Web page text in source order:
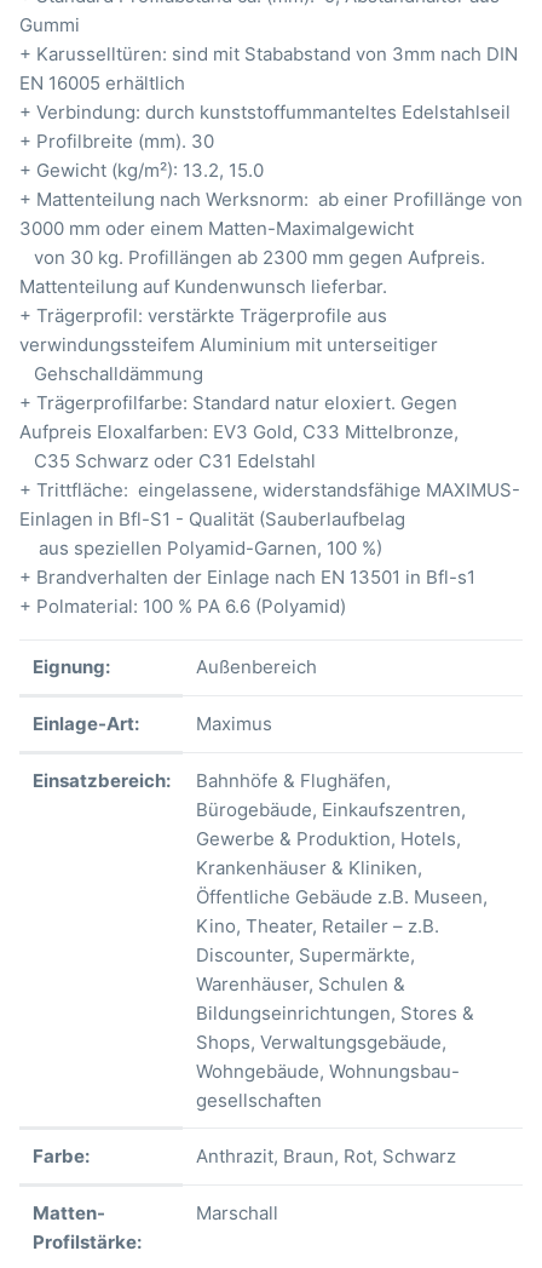
Gummi
+ Karusselltüren: sind mit Stababstand von 3mm nach DIN
EN 16005 erhältlich
+ Verbindung: durch kunststoffummanteltes Edelstahlseil
+ Profilbreite (mm). 30
+ Gewicht (kg/m²): 13.2, 15.0
+ Mattenteilung nach Werksnorm: ab einer Profillänge von
3000 mm oder einem Matten-Maximalgewicht
von 30 kg. Profillängen ab 2300 mm gegen Aufpreis.
Mattenteilung auf Kundenwunsch lieferbar.
+ Trägerprofil: verstärkte Trägerprofile aus
verwindungssteifem Aluminium mit unterseitiger
Gehschalldämmung
+ Trägerprofilfarbe: Standard natur eloxiert. Gegen
Aufpreis Eloxalfarben: EV3 Gold, C33 Mittelbronze,
C35 Schwarz oder C31 Edelstahl
+ Trittfläche: eingelassene, widerstandsfähige MAXIMUS-
Einlagen in Bfl-S1 - Qualität (Sauberlaufbelag
aus speziellen Polyamid-Garnen, 100 %)
+ Brandverhalten der Einlage nach EN 13501 in Bfl-s1
+ Polmaterial: 100 % PA 6.6 (Polyamid)
Eignung: Außenbereich
Einlage-Art: Maximus
Einsatzbereich: Bahnhöfe & Flughäfen,
Bürogebäude, Einkaufszentren,
Gewerbe & Produktion, Hotels,
Krankenhäuser & Kliniken,
Öffentliche Gebäude z.B. Museen,
Kino, Theater, Retailer – z.B.
Discounter, Supermärkte,
Warenhäuser, Schulen &
Bildungseinrichtungen, Stores &
Shops, Verwaltungsgebäude,
Wohngebäude, Wohnungsbau-
gesellschaften
Farbe: Anthrazit, Braun, Rot, Schwarz
Matten-
Profilstärke:
Marschall